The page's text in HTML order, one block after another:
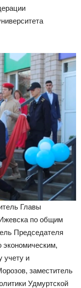
Главы
по общим
Председателя
учету и
заместитель
Удмуртской